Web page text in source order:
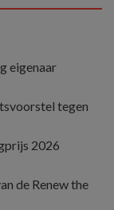
eigenaar
tegen
2026
de Renew the